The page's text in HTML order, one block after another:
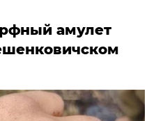
амулет